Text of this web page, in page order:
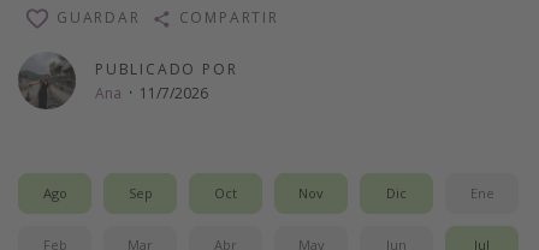
Vacaciones de Playa
Viajes para singles
PUBLICADO POR
Ana · 11/7/2026
GUARDAR COMPARTIR
Ago Sep Oct Nov Dic Ene
Feb Mar Abr May Jun Jul